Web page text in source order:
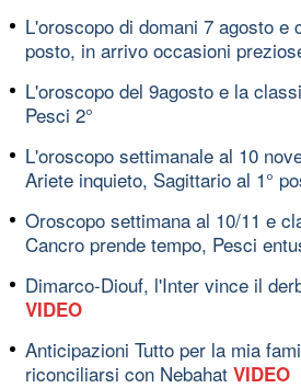
L'oroscopo di domani 7 agosto e
posto, in arrivo occasioni
L'oroscopo del 9agosto e la
Pesci 2°
L'oroscopo settimanale al 10
Ariete inquieto, Sagittario al 1°
Oroscopo settimana al 10/11 e
Cancro prende tempo, Pesci
Dimarco-Diouf, l'Inter vince il
VIDEO
Anticipazioni Tutto per la mia
riconciliarsi con Nebahat VIDEO